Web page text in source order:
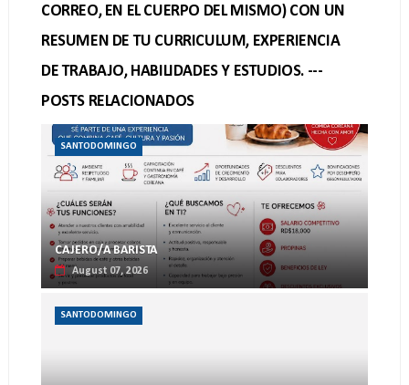
CORREO, EN EL CUERPO DEL MISMO) CON UN
RESUMEN DE TU CURRICULUM, EXPERIENCIA
DE TRABAJO, HABILIDADES Y ESTUDIOS. ---
POSTS RELACIONADOS
SANTODOMINGO
CAJERO/A BARISTA
August 07, 2026
SANTODOMINGO